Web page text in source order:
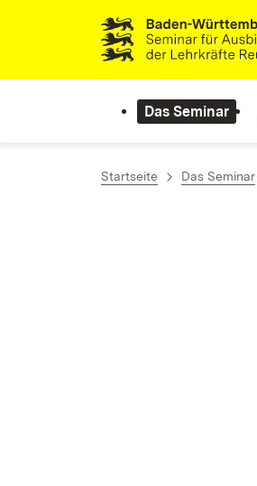
Zum Inhalt springen
Link zur Startseite
Das Seminar
Startseite Das Seminar